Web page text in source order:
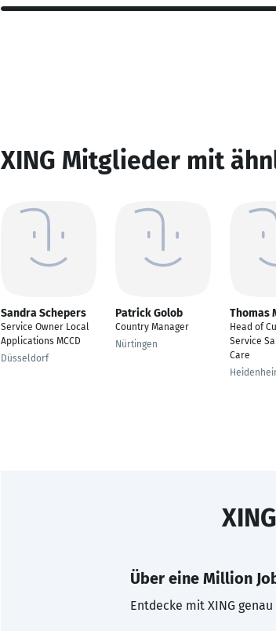
XING Mitglieder mit
Sandra Schepers
Service Owner Local
Applications MCCD
Düsseldorf
Patrick Golob
Country Manager
Nürtingen
Thomas
Head of
Service
Care
Über eine Million
Entdecke mit XING